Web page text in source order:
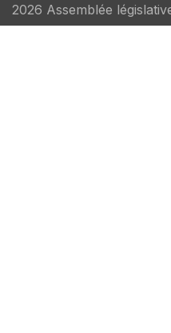
2026 Assemblée